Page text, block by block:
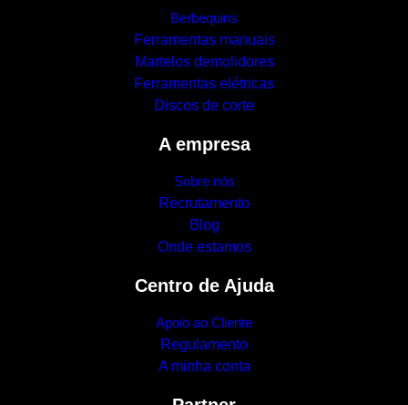
Berbequins
Ferramentas manuais
Martelos demolidores
Ferramentas elétricas
Discos de corte
A empresa
Sobre nós
Recrutamento
Blog
Onde estamos
Centro de Ajuda
Apoio ao Cliente
Regulamento
A minha conta